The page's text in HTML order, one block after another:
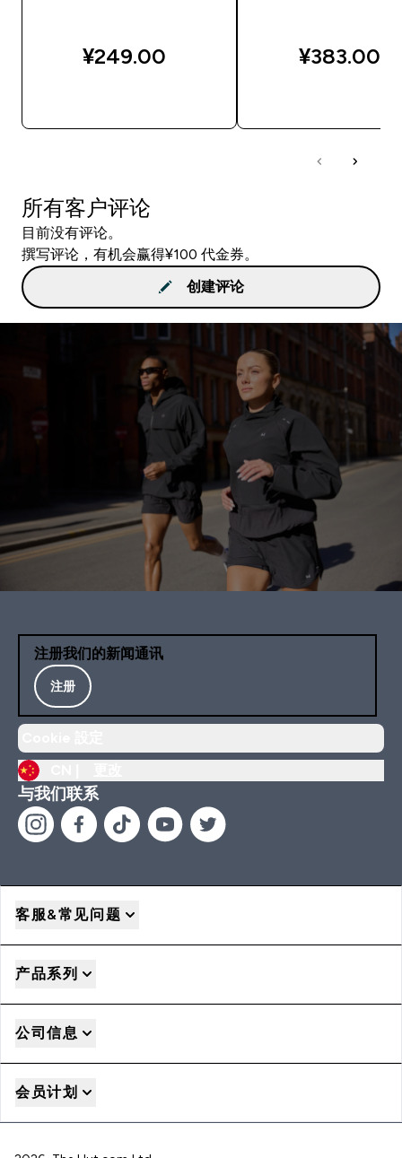
¥249.00‎ ¥383.00‎
所有客户评论
目前没有评论。
撰写评论，有机会赢得¥100 代金券。
创建评论
注册我们的新闻通讯
注册
与我们联系
客服&常见问题
产品系列
公司信息
会员计划